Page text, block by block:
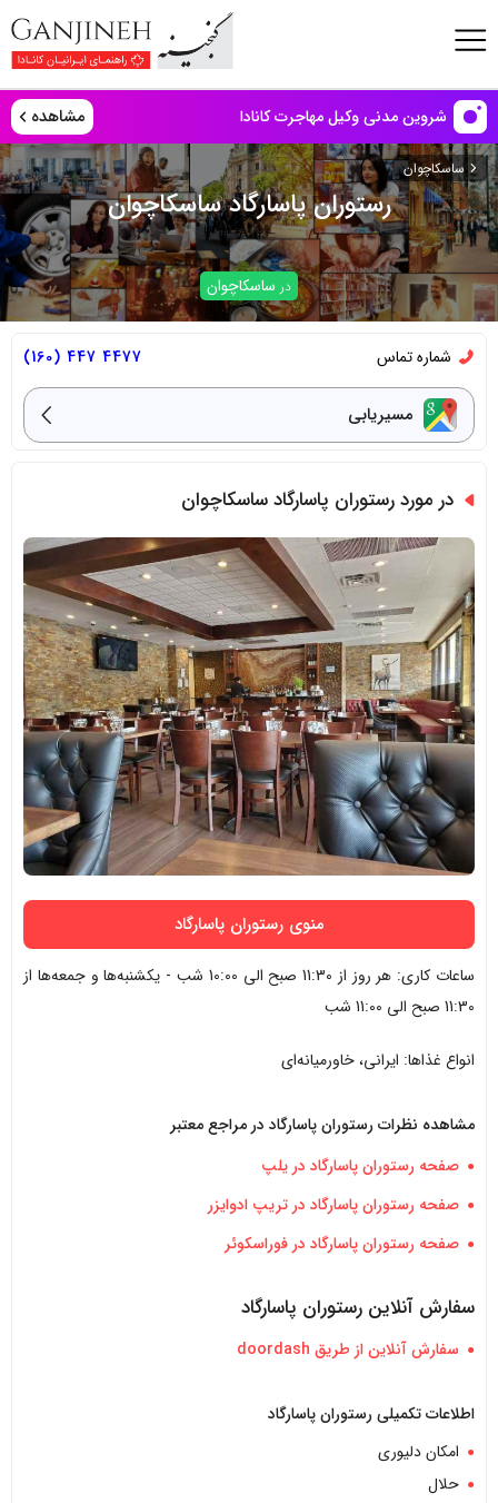
شروین مدنی وکیل مهاجرت کانادا مشاهده
ساسکاچوان
رستوران پاسارگاد ساسکاچوان
در ساسکاچوان
شماره تماس 4477 447 (160)
مسیریابی
در مورد رستوران پاسارگاد ساسکاچوان
منوی رستوران پاسارگاد
ساعات کاری: هر روز از 11:30 صبح الی 10:00 شب - یکشنبه‌ها و جمعه‌ها از
11:30 صبح الی 11:00 شب
انواع غذاها: ایرانی، خاورمیانه‌ای
مشاهده نظرات رستوران پاسارگاد در مراجع معتبر
صفحه رستوران پاسارگاد در یلپ
صفحه رستوران پاسارگاد در تریپ ادوایزر
صفحه رستوران پاسارگاد در فوراسکوئر
سفارش آنلاین رستوران پاسارگاد
سفارش آنلاین از طریق doordash
اطلاعات تکمیلی رستوران پاسارگاد
امکان دلیوری
حلال